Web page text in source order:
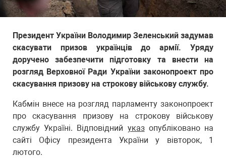
Президент України Володимир Зеленський задумав
скасувати призов українців до армії. Уряду
доручено забезпечити підготовку та внести на
розгляд Верховної Ради України законопроект про
скасування призову на строкову військову службу.
Кабмін внесе на розгляд парламенту законопроект
про скасування призову на строкову військову
службу Україні. Відповідний указопубліковано на
сайті Офісу президента України у вівторок, 1
лютого.